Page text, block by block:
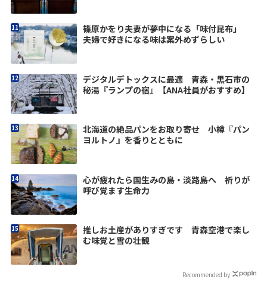
篠原かをり夫妻が夢中になる「味付昆布」
夫婦で好きになる味は案外めずらしい
デジタルデトックスに最適 青森・黒石市の
秘湯『ランプの宿』【ANA社員がおすすめ】
北海道の絶品パンをお取り寄せ 小樽『パン
ヨルトノ』を香りとともに
心が疲れたら国生みの島・淡路島へ 祈りが
呼び覚ます生命力
推しお土産がありすぎです 青森空港で楽し
む味覚と雪の壮観
Recommended by